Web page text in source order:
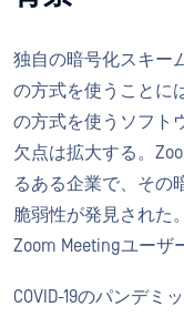
独自の暗号化スキー
の方式を使うことに
の方式を使うソフト
欠点は拡大する。
るある企業で、その
脆弱性が発見された
Zoom Meetingユーザ
COVID-19のパンデ